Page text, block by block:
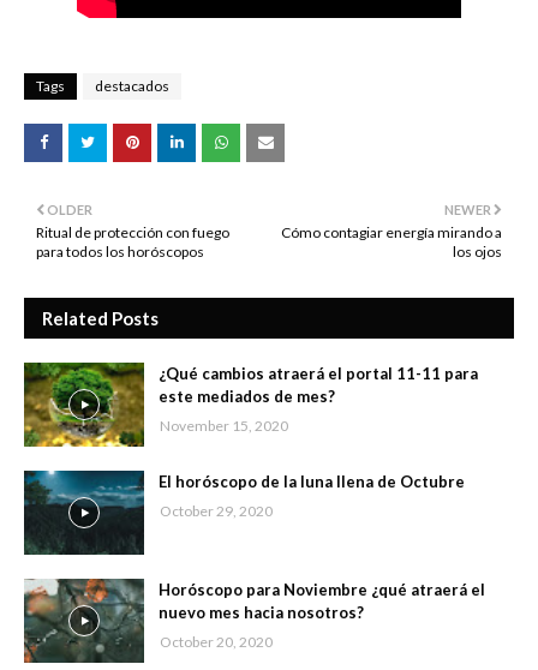
Tags destacados
NEWER
Cómo contagiar energía mirando a
los ojos
OLDER
Ritual de protección con fuego
para todos los horóscopos
Related Posts
¿Qué cambios atraerá el portal 11-11 para
este mediados de mes?
November 15, 2020
El horóscopo de la luna llena de Octubre
October 29, 2020
Horóscopo para Noviembre ¿qué atraerá el
nuevo mes hacia nosotros?
October 20, 2020